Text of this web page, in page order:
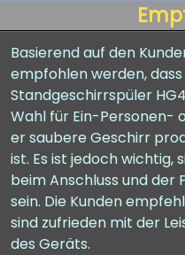
Basierend auf den
empfohlen werden,
Standgeschirrspüler
Wahl für Ein-Personen-
er saubere Geschirr
ist. Es ist jedoch wichtig,
beim Anschluss und der
sein. Die Kunden
sind zufrieden mit der
des Geräts.